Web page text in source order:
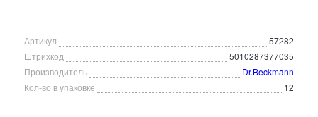
Артикул
57282
Штрихкод
5010287377035
Производитель
Dr.Beckmann
Кол-во в упаковке
12